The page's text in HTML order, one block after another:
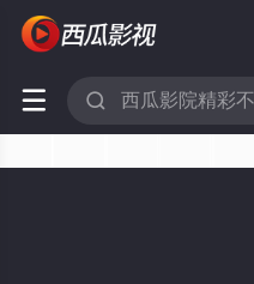
 